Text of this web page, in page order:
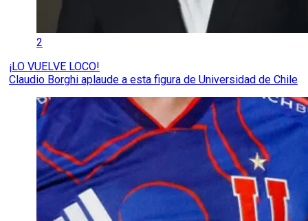
2
¡LO VUELVE LOCO!
Claudio Borghi aplaude a esta figura de Universidad de Chile